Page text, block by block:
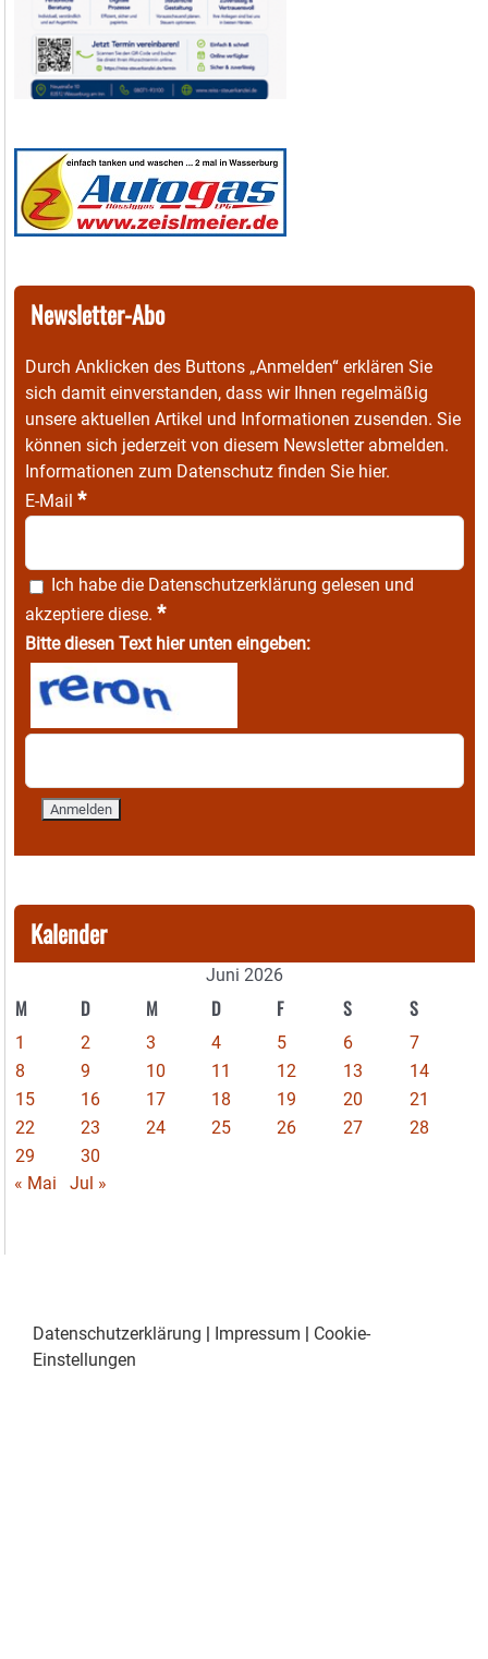
Newsletter-Abo
Durch Anklicken des Buttons „Anmelden“ erklären Sie
sich damit einverstanden, dass wir Ihnen regelmäßig
unsere aktuellen Artikel und Informationen zusenden. Sie
können sich jederzeit von diesem Newsletter abmelden.
Informationen zum Datenschutz finden Sie hier.
E-Mail *
Ich habe die Datenschutzerklärung gelesen und
akzeptiere diese. *
Bitte diesen Text hier unten eingeben:
Kalender
Juni 2026
M D M D F S S
1 2 3 4 5 6
7
8
9 10 11 12 13
14
15
16 17 18 19 20
21
22
23 24 25 26 27
28
29
30
« Mai
Jul »
Datenschutzerklärung Impressum
Cookie-
Einstellungen